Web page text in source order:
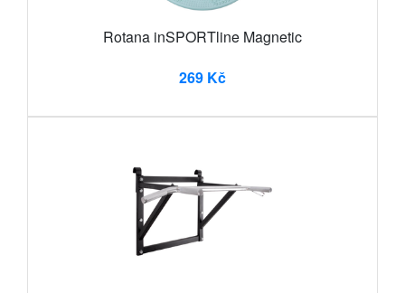
Rotana inSPORTline Magnetic
269 Kč